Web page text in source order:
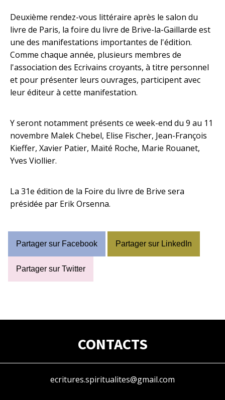
Deuxième rendez-vous littéraire après le salon du
livre de Paris, la foire du livre de Brive-la-Gaillarde est
une des manifestations importantes de l'édition.
Comme chaque année, plusieurs membres de
l'association des Ecrivains croyants, à titre personnel
et pour présenter leurs ouvrages, participent avec
leur éditeur à cette manifestation.
Y seront notamment présents ce week-end du 9 au 11
novembre Malek Chebel, Elise Fischer, Jean-François
Kieffer, Xavier Patier, Maïté Roche, Marie Rouanet,
Yves Viollier.
La 31e édition de la Foire du livre de Brive sera
présidée par Erik Orsenna.
Partager sur Facebook Partager sur LinkedIn
Partager sur Twitter
CONTACTS
ecritures.spiritualites@gmail.com